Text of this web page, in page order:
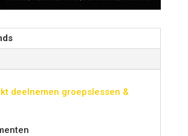
deelnemen groepslessen &